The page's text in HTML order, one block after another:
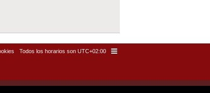
Todos los horarios son UTC+02:00